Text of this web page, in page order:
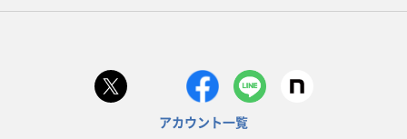
アカウント一覧